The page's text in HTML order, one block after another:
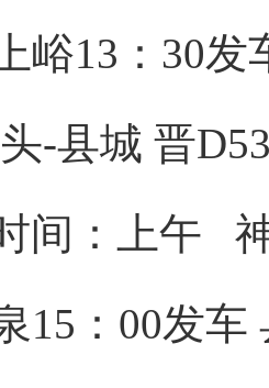
13：30发
县城 晋
：上午 神
：00发车